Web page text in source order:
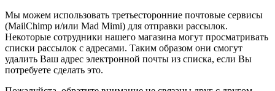
Мы можем использовать третьесторонние почтовые сервисы
(MailChimp и/или Mad Mimi) для отправки рассылок.
Некоторые сотрудники нашего магазина могут просматривать
списки рассылок с адресами. Таким образом они смогут
удалить Ваш адрес электронной почты из списка, если Вы
потребуете сделать это.